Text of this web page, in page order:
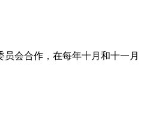
会合作，在每年十月和十一月